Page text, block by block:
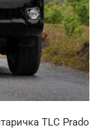
TLC Prado